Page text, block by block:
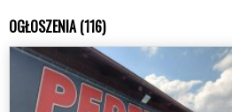
OGŁOSZENIA (116)